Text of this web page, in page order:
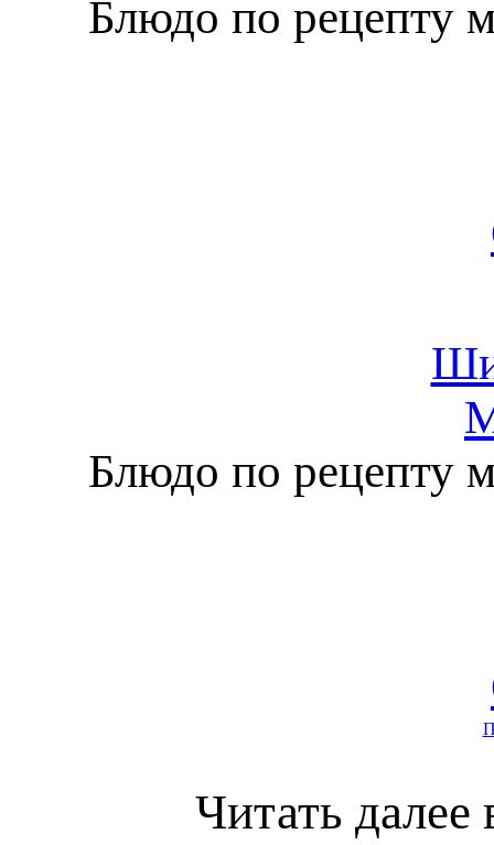
Блюдо по рецепту
Блюдо по рецепту
Читать далее